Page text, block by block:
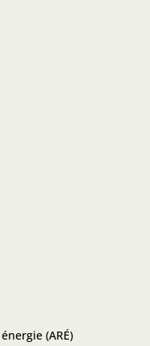
(ARÉ)